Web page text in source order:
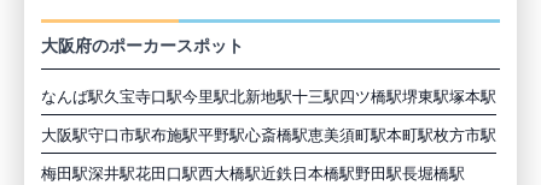
大阪府のポーカースポット
なんば駅久宝寺口駅今里駅北新地駅十三駅四ツ橋駅堺東駅塚本駅
大阪駅守口市駅布施駅平野駅心斎橋駅恵美須町駅本町駅枚方市駅
梅田駅深井駅花田口駅西大橋駅近鉄日本橋駅野田駅長堀橋駅